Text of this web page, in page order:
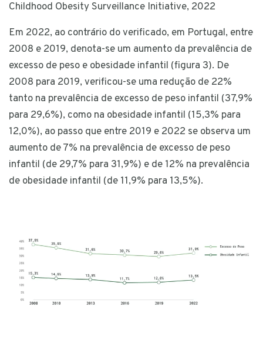
Childhood Obesity Surveillance Initiative, 2022
Em 2022, ao contrário do verificado, em Portugal, entre
2008 e 2019, denota-se um aumento da prevalência de
excesso de peso e obesidade infantil (figura 3). De
2008 para 2019, verificou-se uma redução de 22%
tanto na prevalência de excesso de peso infantil (37,9%
para 29,6%), como na obesidade infantil (15,3% para
12,0%), ao passo que entre 2019 e 2022 se observa um
aumento de 7% na prevalência de excesso de peso
infantil (de 29,7% para 31,9%) e de 12% na prevalência
de obesidade infantil (de 11,9% para 13,5%).